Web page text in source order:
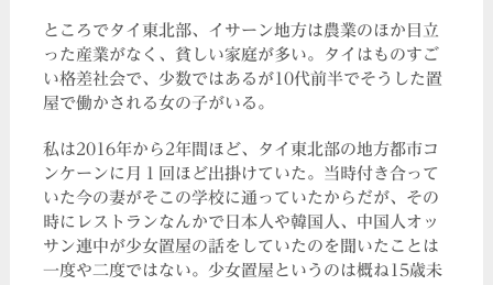
ところでタイ東北部、イサーン地方は農業のほか目立
った産業がなく、貧しい家庭が多い。タイはものすご
い格差社会で、少数ではあるが10代前半でそうした置
屋で働かされる女の子がいる。
私は2016年から2年間ほど、タイ東北部の地方都市コ
ンケーンに月１回ほど出掛けていた。当時付き合って
いた今の妻がそこの学校に通っていたからだが、その
時にレストランなんかで日本人や韓国人、中国人オッ
サン連中が少女置屋の話をしていたのを聞いたことは
一度や二度ではない。少女置屋というのは概ね15歳未